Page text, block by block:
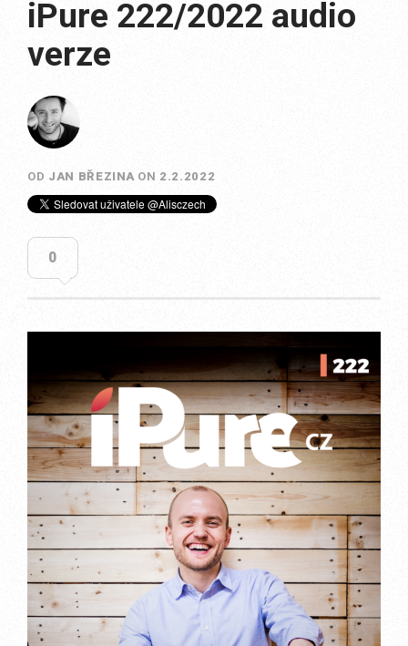
iPure 222/2022 audio
verze
OD JAN BŘEZINA ON 2.2.2022
0